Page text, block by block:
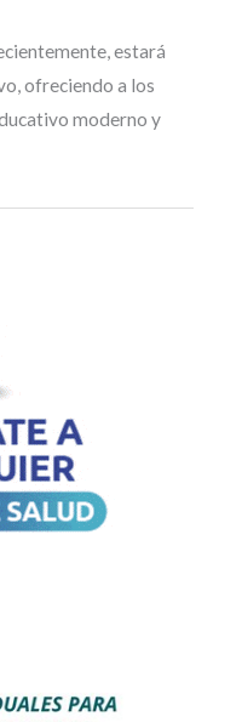
estará
ofreciendo a los
moderno y